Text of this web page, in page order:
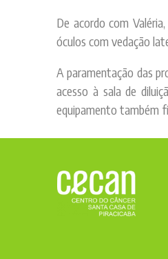
De acordo com
óculos com vedação
A paramentação das
acesso à sala de
equipamento também